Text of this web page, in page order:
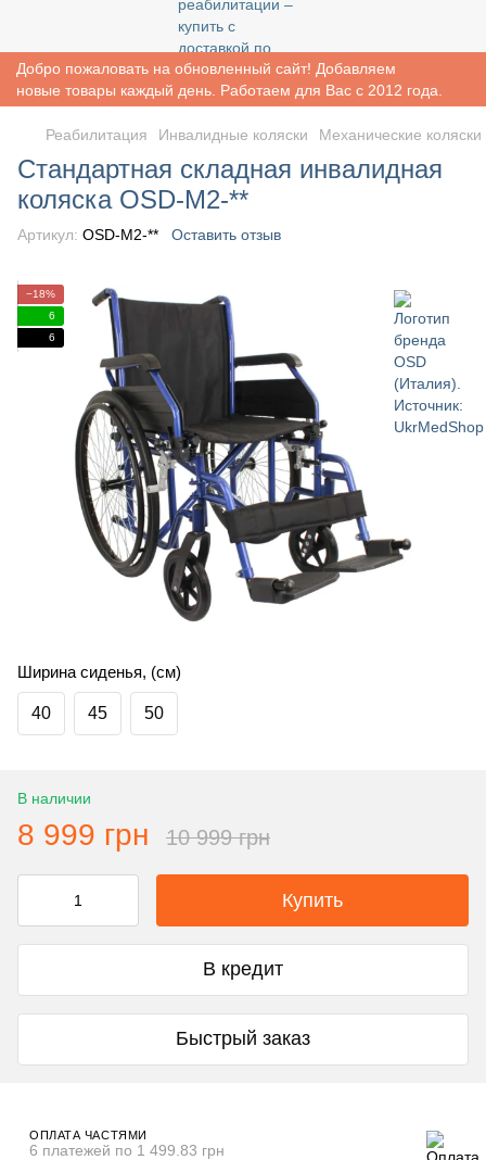
Добро пожаловать на обновленный сайт! Добавляем
новые товары каждый день. Работаем для Вас с 2012 года.
Реабилитация Инвалидные коляски Механические коляски
Стандартная складная инвалидная
коляска OSD-M2-**
Артикул: OSD-M2-** Оставить отзыв
−18%
6
6
Ширина сиденья, (см)
40 45 50
В наличии
8 999 грн 10 999 грн
Купить
В кредит
Быстрый заказ
ОПЛАТА ЧАСТЯМИ
6 платежей по 1 499.83 грн